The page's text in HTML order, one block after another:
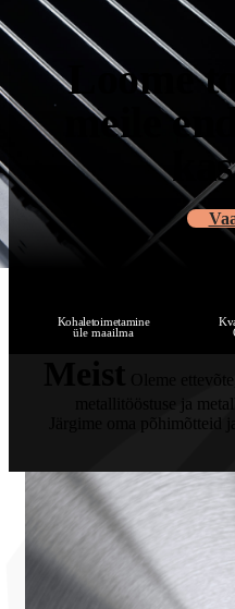
Loome
meile
Kohaletoimetamine
üle maailma
Oleme
metallitööstuse ja
Järgime oma põhimõtteid